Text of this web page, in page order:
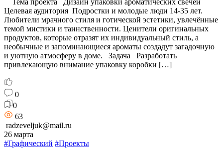
Целевая аудитория Подростки и молодые люди 14-35 лет.
Любители мрачного стиля и готической эстетики, увлечённые
темой мистики и таинственности. Ценители оригинальных
продуктов, которые отразят их индивидуальный стиль, а
необычные и запоминающиеся ароматы создадут загадочную
и уютную атмосферу в доме. Задача Разработать
привлекающую внимание упаковку коробки […]
0
0
63
radzeveljuk@mail.ru
26 марта
#Графический #Проекты